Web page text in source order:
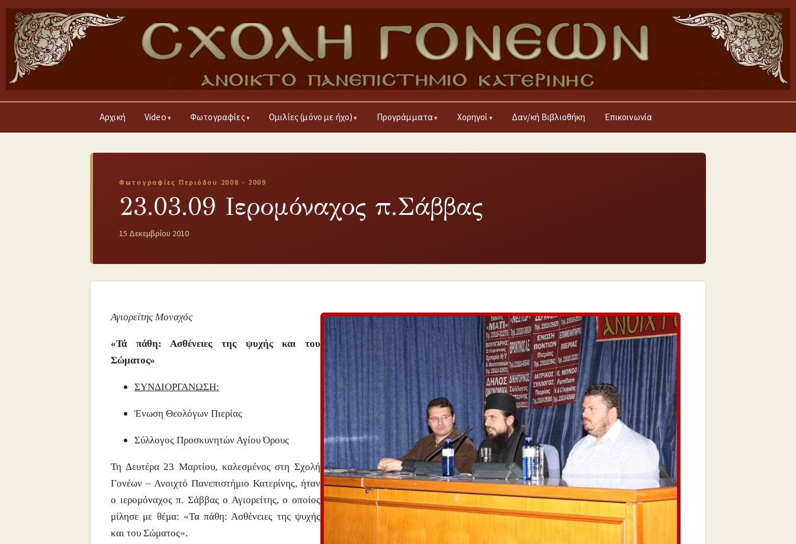
Αρχική Video Φωτογραφίες Ομιλίες (μόνο με ήχο) Προγράμματα Χορηγοί Δαν/κή Βιβλιοθήκη Επικοινωνία
Φωτογραφίες Περιόδου 2008 - 2009
23.03.09 Ιερομόναχος π.Σάββας
15 Δεκεμβρίου 2010
Αγιορείτης Μοναχός
«Τά πάθη: Ασθένειες της ψυχής και του
Σώματος»
ΣΥΝΔΙΟΡΓΑΝΩΣΗ:
Ένωση Θεολόγων Πιερίας
Σύλλογος Προσκυνητών Αγίου Όρους
Τη Δευτέρα 23 Μαρτίου, καλεσμένος στη Σχολή
Γονέων – Ανοιχτό Πανεπιστήμιο Κατερίνης, ήταν
ο ιερομόναχος π. Σάββας ο Αγιορείτης, ο οποίος
μίλησε με θέμα: «Τα πάθη: Ασθένειες της ψυχής
και του Σώματος».